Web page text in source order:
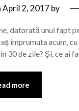
April 2, 2017 by
datorată unui fapt
împrumuta acum,
30 de zile? Și, ce ai
more